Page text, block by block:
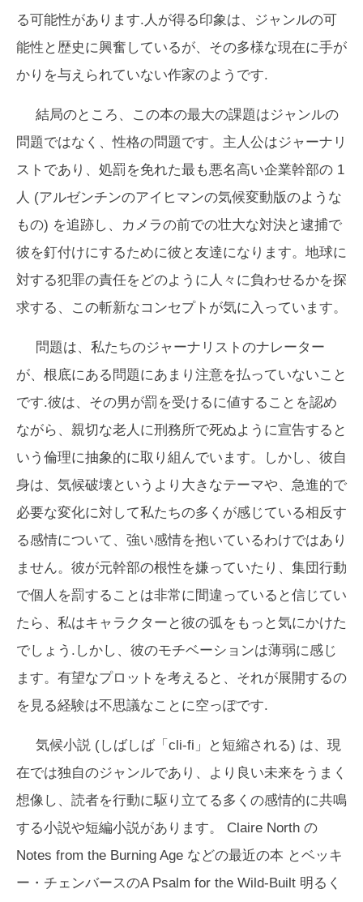
る可能性があります.人が得る印象は、ジャンルの可
能性と歴史に興奮しているが、その多様な現在に手が
かりを与えられていない作家のようです.
結局のところ、この本の最大の課題はジャンルの
問題ではなく、性格の問題です。主人公はジャーナリ
ストであり、処罰を免れた​​最も悪名高い企業幹部の 1
人 (アルゼンチンのアイヒマンの気候変動版のような
もの) を追跡し、カメラの前での壮大な対決と逮捕で
彼を釘付けにするために彼と友達になります。地球に
対する犯罪の責任をどのように人々に負わせるかを探
求する、この斬新なコンセプトが気に入っています。
問題は、私たちのジャーナリストのナレーター
が、根底にある問題にあまり注意を払っていないこと
です.彼は、その男が罰を受けるに値することを認め
ながら、親切な老人に刑務所で死ぬように宣告すると
いう倫理に抽象的に取り組んでいます。しかし、彼自
身は、気候破壊というより大きなテーマや、急進的で
必要な変化に対して私たちの多くが感じている相反す
る感情について、強い感情を抱いているわけではあり
ません。彼が元幹部の根性を嫌っていたり、集団行動
で個人を罰することは非常に間違っていると信じてい
たら、私はキャラクターと彼の弧をもっと気にかけた
でしょう.しかし、彼のモチベーションは薄弱に感じ
ます。有望なプロットを考えると、それが展開するの
を見る経験は不思議なことに空っぽです.
気候小説 (しばしば「cli-fi」と短縮される) は、現
在では独自のジャンルであり、より良い未来をうまく
想像し、読者を行動に駆り立てる多くの感情的に共鳴
する小説や短編小説があります。 Claire North の
Notes from the Burning Age などの最近の本 とベッキ
ー・チェンバースのA Psalm for the Wild-Built 明るく